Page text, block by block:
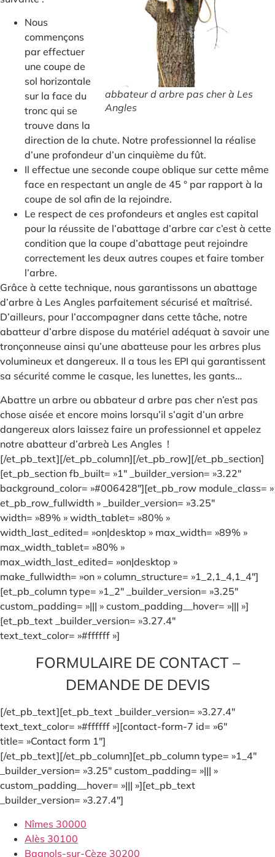
abbateur d arbre pas cher à Les
Angles
Nous
commençons
par effectuer
une coupe de
sol horizontale
sur la face du
tronc qui se
trouve dans la
direction de la chute. Notre professionnel la réalise
d’une profondeur d’un cinquième du fût.
Il effectue une seconde coupe oblique sur cette même
face en respectant un angle de 45 ° par rapport à la
coupe de sol afin de la rejoindre.
Le respect de ces profondeurs et angles est capital
pour la réussite de l’abattage d’arbre car c’est à cette
condition que la coupe d’abattage peut rejoindre
correctement les deux autres coupes et faire tomber
l’arbre.
Grâce à cette technique, nous garantissons un abattage
d’arbre à Les Angles parfaitement sécurisé et maîtrisé.
D’ailleurs, pour l’accompagner dans cette tâche, notre
abatteur d’arbre dispose du matériel adéquat à savoir une
tronçonneuse ainsi qu’une abatteuse pour les arbres plus
volumineux et dangereux. Il a tous les EPI qui garantissent
sa sécurité comme le casque, les lunettes, les gants…
Abattre un arbre ou abbateur d arbre pas cher n’est pas
chose aisée et encore moins lorsqu’il s’agit d’un arbre
dangereux alors laissez faire un professionnel et appelez
notre abatteur d’arbreà Les Angles !
[/et_pb_text][/et_pb_column][/et_pb_row][/et_pb_section]
[et_pb_section fb_built= »1″ _builder_version= »3.22″
background_color= »#006428″][et_pb_row module_class= »
et_pb_row_fullwidth » _builder_version= »3.25″
width= »89% » width_tablet= »80% »
width_last_edited= »on|desktop » max_width= »89% »
max_width_tablet= »80% »
max_width_last_edited= »on|desktop »
make_fullwidth= »on » column_structure= »1_2,1_4,1_4″]
[et_pb_column type= »1_2″ _builder_version= »3.25″
custom_padding= »||| » custom_padding__hover= »||| »]
[et_pb_text _builder_version= »3.27.4″
text_text_color= »#ffffff »]
FORMULAIRE DE CONTACT –
DEMANDE DE DEVIS
[/et_pb_text][et_pb_text _builder_version= »3.27.4″
text_text_color= »#ffffff »][contact-form-7 id= »6″
title= »Contact form 1″]
[/et_pb_text][/et_pb_column][et_pb_column type= »1_4″
_builder_version= »3.25″ custom_padding= »||| »
custom_padding__hover= »||| »][et_pb_text
_builder_version= »3.27.4″]
Nîmes 30000
Alès 30100
Bagnols-sur-Cèze 30200